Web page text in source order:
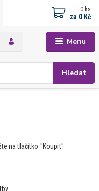
Menu
Hledat
0 ks
za 0 Kč
na tlačítko "Koupit"